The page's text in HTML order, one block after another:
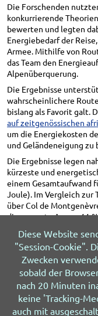
Die Forschenden
konkurrierende
bewerten und legten
Energiebedarf der
Armee. Mithilfe von
das Team den
Alpenüberquerung.
Die Ergebnisse
wahrscheinlichere
bislang als Favorit galt.
auf zeitgenössischen
um die Energiekosten
und Geländeneigung zu
Die Ergebnisse legen
kürzeste und
einem Gesamtaufwand
Joule). Im Vergleich
über Col de
die gesamte Armee 11
©
Über
Diese Website
"Session-Cookie".
Zwecken
sobald der
nach 20 Minuten
keine 'Tracking-
auch mit